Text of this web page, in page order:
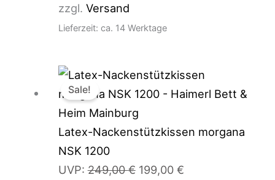
zzgl. Versand
Lieferzeit: ca. 14 Werktage
Sale!
Latex-Nackenstützkissen morgana
NSK 1200
UVP: 249,00€
Ursprünglicher
Preis
war:
249,00 €
199,00 €
Aktueller
Preis
199,00 €.